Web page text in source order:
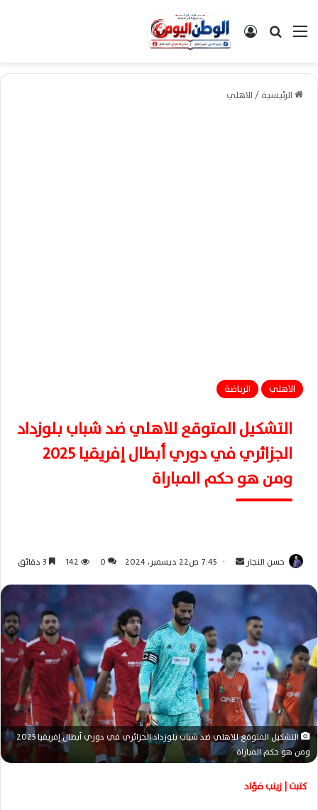
القائمةبحث عن تسجيل الدخول
الرئيسية/الاهلي
الاهلي الرياضة
التشكيل المتوقع للاهلي ضد شباب بلوزداد
الجزائري في دوري أبطال إفريقيا 2025
ومن هو حكم المباراة
حسن النجار
ل
ر
ي
د
ا
إ
ل
ك
ت
7:45 ص22 ديسمبر، 2024 0
142
التشكيل المتوقع للاهلي ضد شباب بلوزداد الجزائري في دوري أبطال إفريقيا 2025
ومن هو حكم المباراة
كتبت | زينب فؤاد